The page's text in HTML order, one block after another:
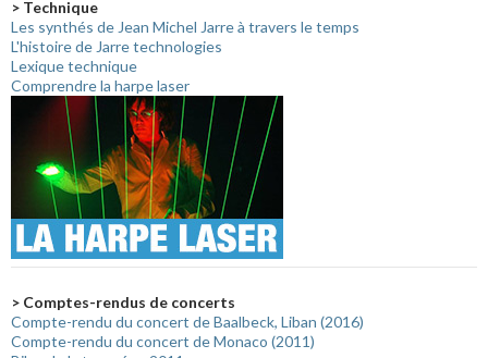
> Technique
Les synthés de Jean Michel Jarre à travers le temps
L'histoire de Jarre technologies
Lexique technique
Comprendre la harpe laser
> Comptes-rendus de concerts
Compte-rendu du concert de Baalbeck, Liban (2016)
Compte-rendu du concert de Monaco (2011)